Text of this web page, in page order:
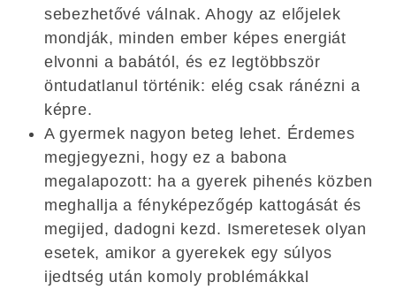
sebezhetővé válnak. Ahogy az előjelek
mondják, minden ember képes energiát
elvonni a babától, és ez legtöbbször
öntudatlanul történik: elég csak ránézni a
képre.
A gyermek nagyon beteg lehet. Érdemes
megjegyezni, hogy ez a babona
megalapozott: ha a gyerek pihenés közben
meghallja a fényképezőgép kattogását és
megijed, dadogni kezd. Ismeretesek olyan
esetek, amikor a gyerekek egy súlyos
ijedtség után komoly problémákkal